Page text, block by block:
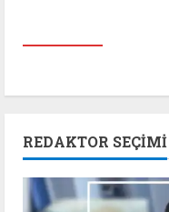
REDAKTOR SEÇIMI